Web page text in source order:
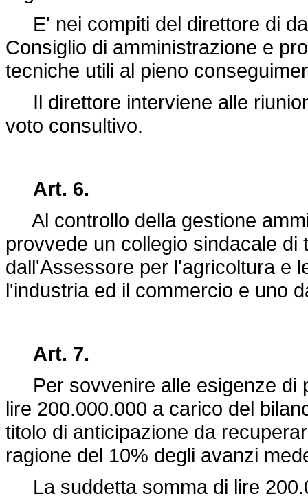
E' nei compiti del direttore di
Consiglio di amministrazione e
tecniche utili al pieno
Il direttore interviene alle
voto consultivo.
Art. 6.
Al controllo della gestione
provvede un collegio sindacale
dall'Assessore per l'agricoltura e
l'industria ed il commercio e uno
Art. 7.
Per sovvenire alle esigenze di
lire 200.000.000 a carico del
titolo di anticipazione da
ragione del 10% degli avanzi
La suddetta somma di lire